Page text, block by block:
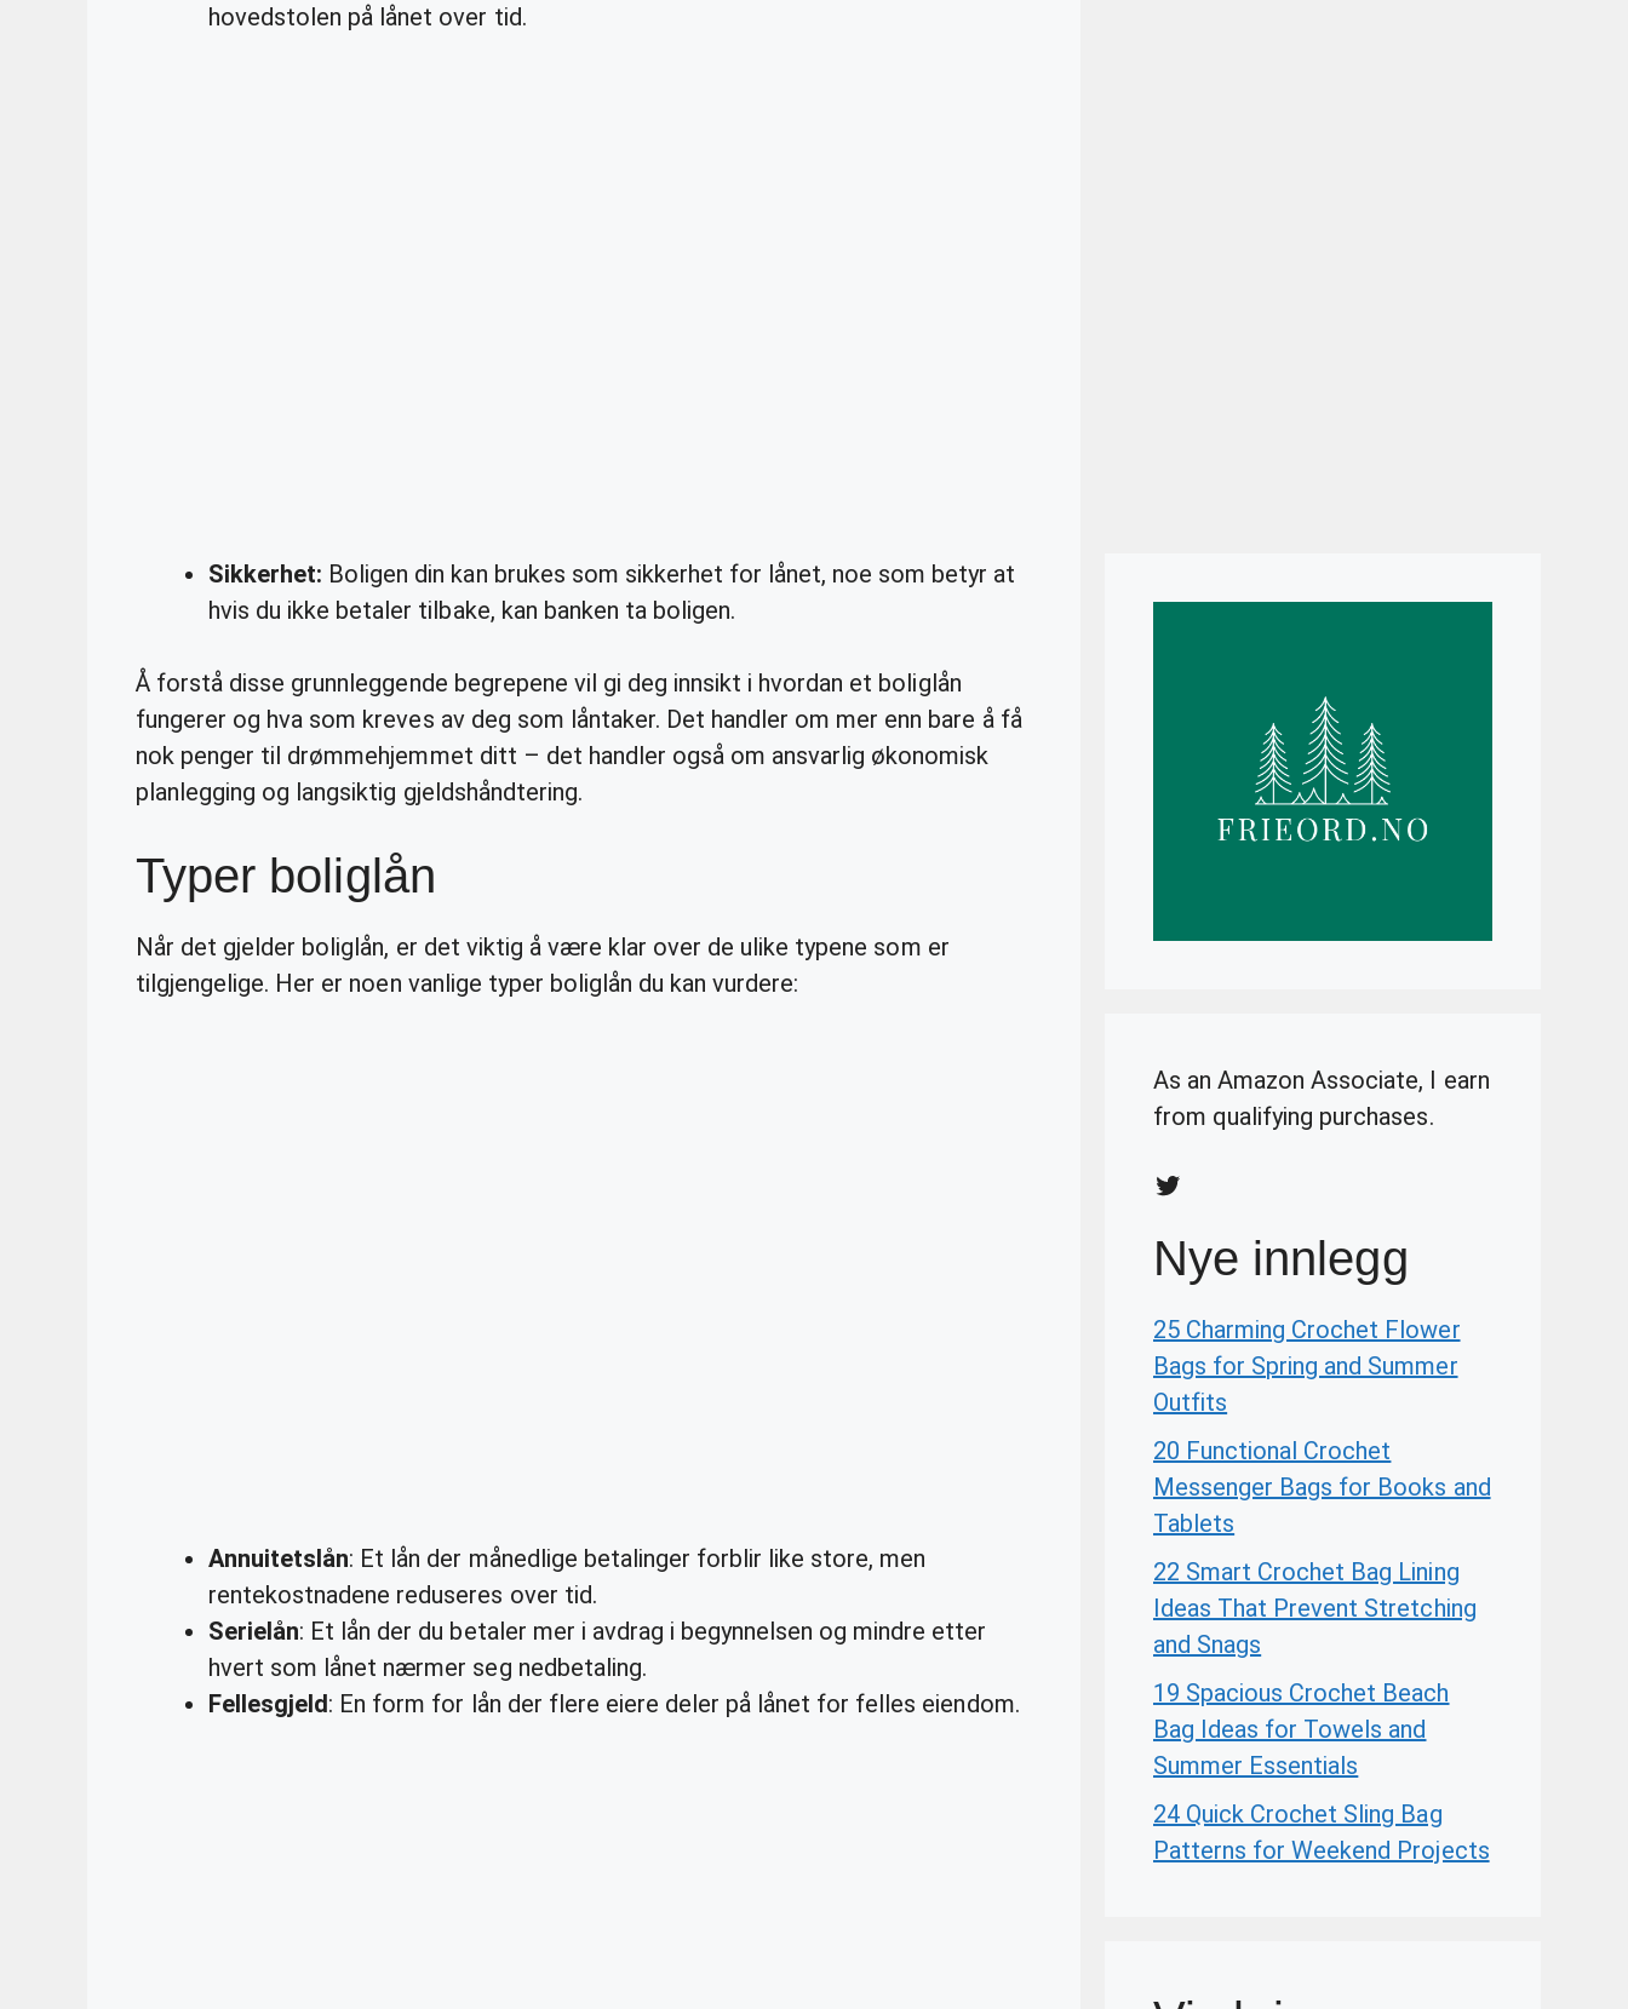
hovedstolen på lånet over tid.
Sikkerhet: Boligen din kan brukes som sikkerhet for lånet, noe som betyr at
hvis du ikke betaler tilbake, kan banken ta boligen.
Å forstå disse grunnleggende begrepene vil gi deg innsikt i hvordan et boliglån
fungerer og hva som kreves av deg som låntaker. Det handler om mer enn bare å få
nok penger til drømmehjemmet ditt – det handler også om ansvarlig økonomisk
planlegging og langsiktig gjeldshåndtering.
Typer boliglån
Når det gjelder boliglån, er det viktig å være klar over de ulike typene som er
tilgjengelige. Her er noen vanlige typer boliglån du kan vurdere:
Annuitetslån: Et lån der månedlige betalinger forblir like store, men
rentekostnadene reduseres over tid.
Serielån: Et lån der du betaler mer i avdrag i begynnelsen og mindre etter
hvert som lånet nærmer seg nedbetaling.
Fellesgjeld: En form for lån der flere eiere deler på lånet for felles eiendom.
As an Amazon Associate, I earn
from qualifying purchases.
Twitter
Nye innlegg
25 Charming Crochet Flower
Bags for Spring and Summer
Outfits
20 Functional Crochet
Messenger Bags for Books and
Tablets
22 Smart Crochet Bag Lining
Ideas That Prevent Stretching
and Snags
19 Spacious Crochet Beach
Bag Ideas for Towels and
Summer Essentials
24 Quick Crochet Sling Bag
Patterns for Weekend Projects